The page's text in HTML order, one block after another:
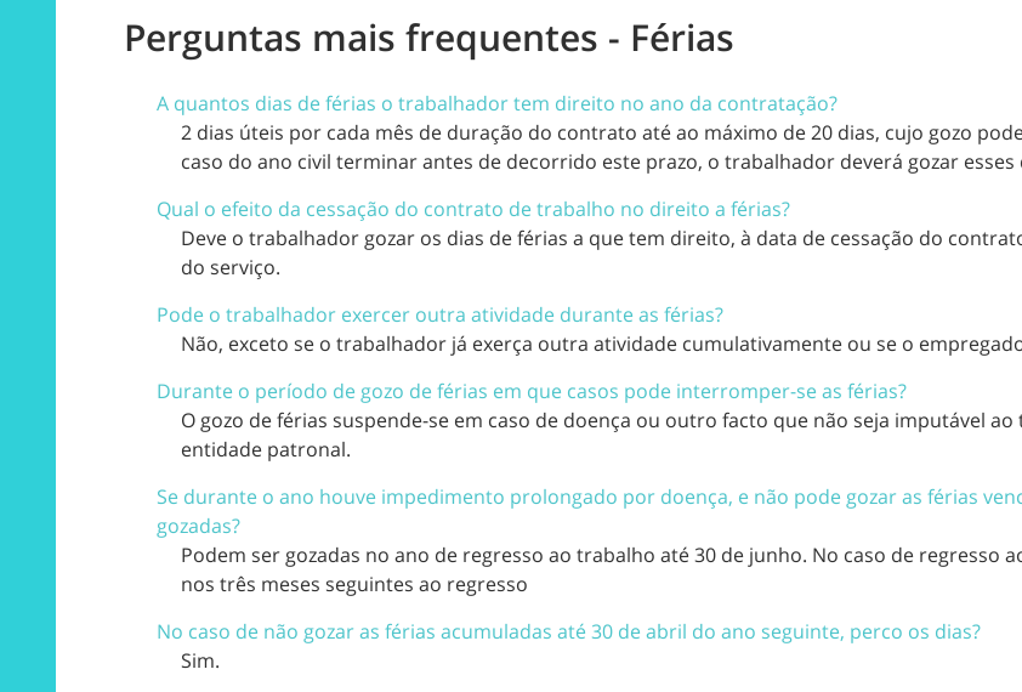
Perguntas mais frequentes - Férias
A quantos dias de férias o trabalhador tem direito no ano da contratação?
2 dias úteis por cada mês de duração do contrato até ao máximo de 20 dias, cujo gozo
caso do ano civil terminar antes de decorrido este prazo, o trabalhador deverá gozar
Qual o efeito da cessação do contrato de trabalho no direito a férias?
Deve o trabalhador gozar os dias de férias a que tem direito, à data de cessação do
do serviço.
Pode o trabalhador exercer outra atividade durante as férias?
Não, exceto se o trabalhador já exerça outra atividade cumulativamente ou se o
Durante o período de gozo de férias em que casos pode interromper-se as férias?
O gozo de férias suspende-se em caso de doença ou outro facto que não seja imputável
entidade patronal.
Se durante o ano houve impedimento prolongado por doença, e não pode gozar as férias
gozadas?
Podem ser gozadas no ano de regresso ao trabalho até 30 de junho. No caso de regresso
nos três meses seguintes ao regresso
No caso de não gozar as férias acumuladas até 30 de abril do ano seguinte, perco os dias?
Sim.